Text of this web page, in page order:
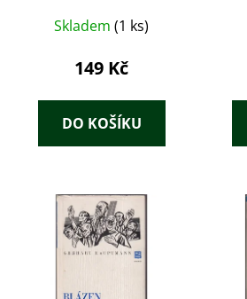
Skladem (1 ks)
149 Kč
DO KOŠÍKU